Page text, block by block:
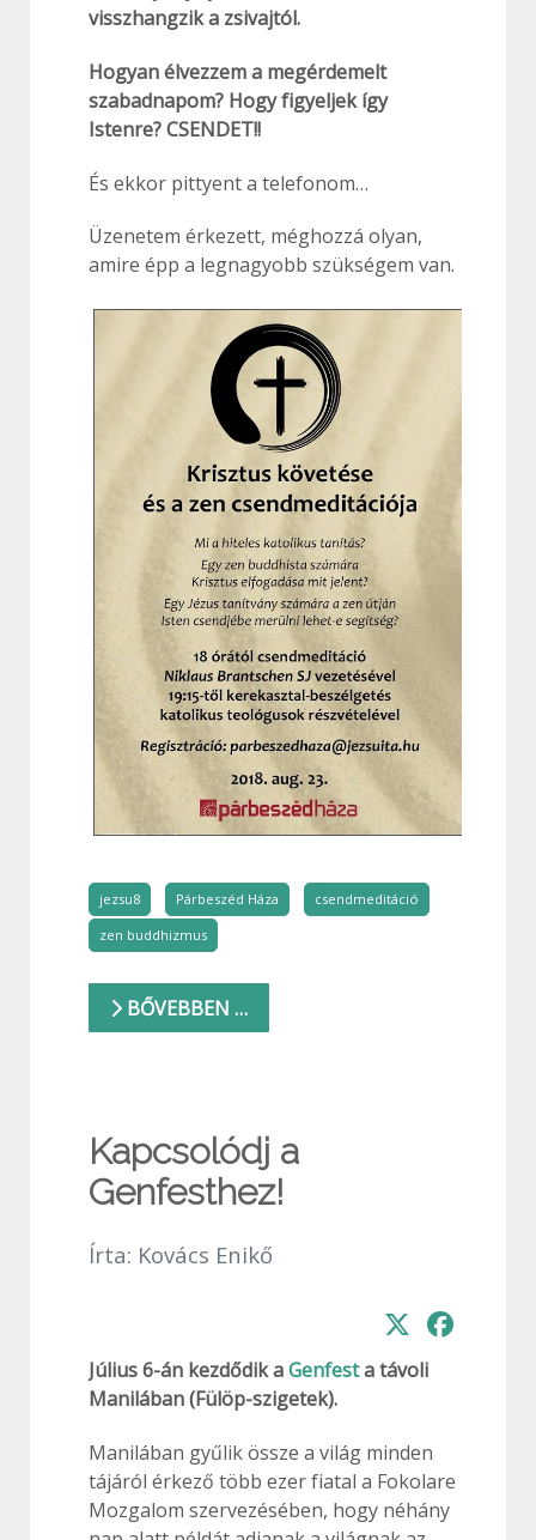
visszhangzik a zsivajtól.
Hogyan élvezzem a megérdemelt
szabadnapom? Hogy figyeljek így
Istenre? CSENDET!!
És ekkor pittyent a telefonom…
Üzenetem érkezett, méghozzá olyan,
amire épp a legnagyobb szükségem van.
jezsu8 Párbeszéd Háza
csendmeditáció
zen buddhizmus
BŐVEBBEN …
Kapcsolódj a
Genfesthez!
Írta: Kovács Enikő
Július 6-án kezdődik aGenfesta távoli
Manilában (Fülöp-szigetek).
Manilában gyűlik össze a világ minden
tájáról érkező több ezer fiatal a Fokolare
Mozgalom szervezésében, hogy néhány